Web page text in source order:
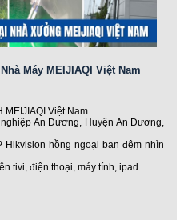
Máy MEIJIAQI Việt Nam
MEIJIAQI Việt Nam.
An Dương, Huyện An Dương,
Hikvision hồng ngoại ban đêm nhìn
tivi, điện thoại, máy tính, ipad.